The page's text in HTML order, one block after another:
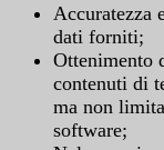
Accuratezza
dati forniti;
Ottenimento
contenuti di
ma non
software;